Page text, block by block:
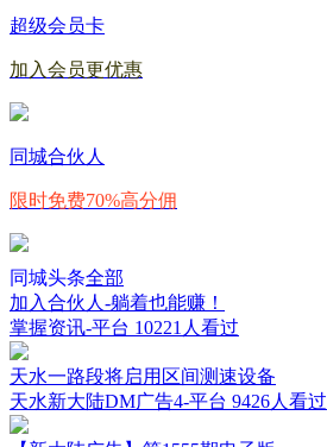
超级会员卡
加入会员更优惠
同城合伙人
限时免费70%高分佣
同城头条全部
加入合伙人-躺着也能赚！
掌握资讯-平台 10221人看过
天水一路段将启用区间测速设备
天水新大陆DM广告4-平台 9426人看过